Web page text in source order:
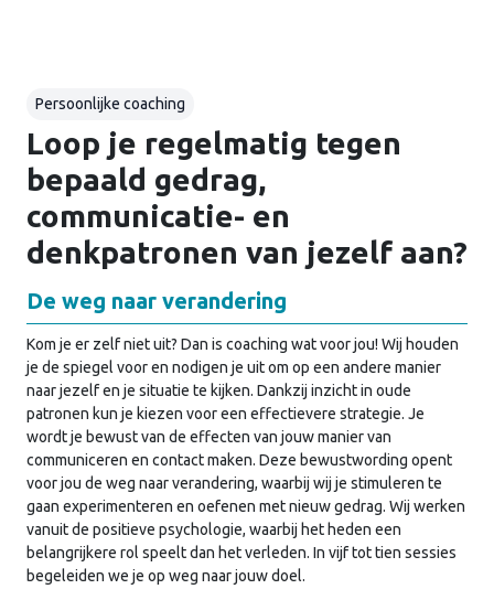
Persoonlijke coaching
Loop je regelmatig tegen
bepaald gedrag,
communicatie- en
denkpatronen van jezelf aan?
De weg naar verandering
Kom je er zelf niet uit? Dan is coaching wat voor jou! Wij houden
je de spiegel voor en nodigen je uit om op een andere manier
naar jezelf en je situatie te kijken. Dankzij inzicht in oude
patronen kun je kiezen voor een effectievere strategie. Je
wordt je bewust van de effecten van jouw manier van
communiceren en contact maken. Deze bewustwording opent
voor jou de weg naar verandering, waarbij wij je stimuleren te
gaan experimenteren en oefenen met nieuw gedrag. Wij werken
vanuit de positieve psychologie, waarbij het heden een
belangrijkere rol speelt dan het verleden. In vijf tot tien sessies
begeleiden we je op weg naar jouw doel.